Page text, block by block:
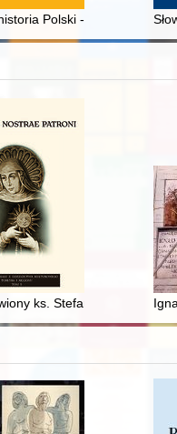
Polski - recenzja]
z okazji 80 rocznicy
ks. Stefan Wincenty